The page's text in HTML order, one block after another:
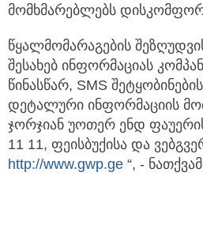
მომხმარებლებს
წყალმომარაგების
შესახებ ინფორმაციას
წინასწარ, SMS
დეტალური ინფორმაციის
ჯორჯიან უოთერ ენდ
11 11, ფეისბუქისა და
http://www.gwp.ge “, -